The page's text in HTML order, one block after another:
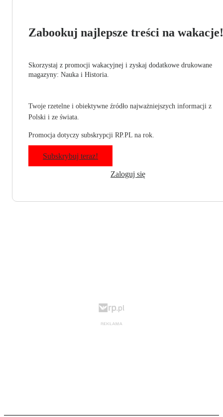
Zabookuj najlepsze treści na wakacje!
Skorzystaj z promocji wakacyjnej i zyskaj dodatkowe drukowane
magazyny: Nauka i Historia.
Twoje rzetelne i obiektywne źródło najważniejszych informacji z
Polski i ze świata.
Promocja dotyczy subskrypcji RP.PL na rok.
Subskrybuj teraz!
Zaloguj się